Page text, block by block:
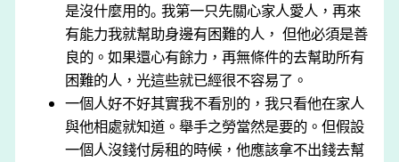
是沒什麼⽤的｡ 我第⼀只先關⼼家⼈愛⼈，再來
有能⼒我就幫助⾝邊有困難的⼈， 但他必須是善
良的。如果還⼼有餘⼒，再無條件的去幫助所有
困難的⼈，光這些就已經很不容易了。
⼀個⼈好不好其實我不看別的，我只看他在家⼈
與他相處就知道。舉⼿之勞當然是要的。但假設
⼀個⼈沒錢付房租的時候，他應該拿不出錢去幫